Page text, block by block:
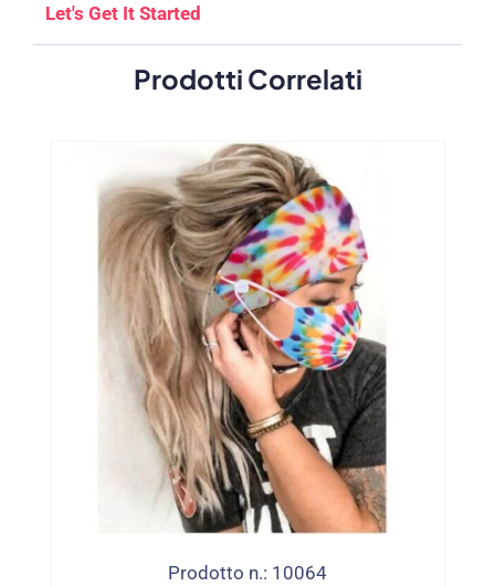
Let's Get It Started
Prodotti Correlati
Prodotto n.: 10064